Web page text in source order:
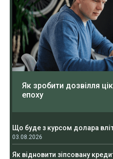
Як зробити дозвілля
епоху
Що буде з курсом долара
03.08.2026
Як відновити зіпсовану